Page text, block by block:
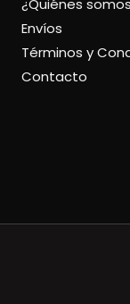
Envíos
Términos y
Contacto